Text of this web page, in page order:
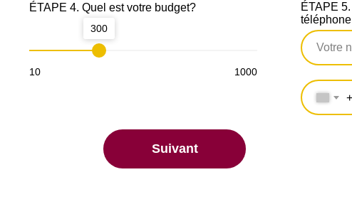
ÉTAPE 4. Quel est votre budget?
300
10 1000
ÉTAPE
téléphone
Suivant